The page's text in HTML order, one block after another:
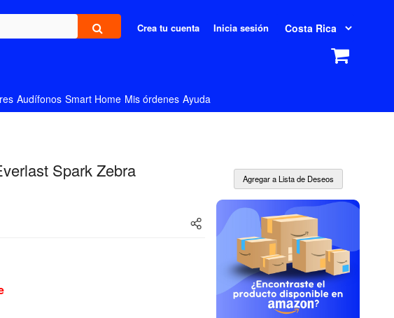
Crea tu cuenta Inicia sesión
Audífonos Smart Home Mis órdenes Ayuda
Spark Zebra